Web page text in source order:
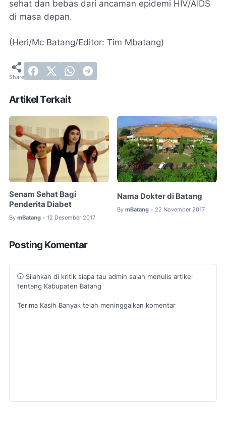
sehat dan bebas dari ancaman epidemi HIV/AIDS
di masa depan.
(Heri/Mc Batang/Editor: Tim Mbatang)
Artikel Terkait
Senam Sehat Bagi
Penderita Diabet
By mBatang • 12 Desember 2017
Nama Dokter di Batang
By mBatang • 22 November 2017
Posting Komentar
Silahkan di kritik siapa tau admin salah menulis artikel
tentang Kabupaten Batang
Terima Kasih Banyak telah meninggalkan komentar